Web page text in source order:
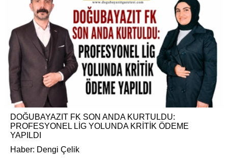
DOĞUBAYAZIT FK SON ANDA KURTULDU:
PROFESYONEL LİG YOLUNDA KRİTİK ÖDEME
YAPILDI
Haber: Dengi Çelik